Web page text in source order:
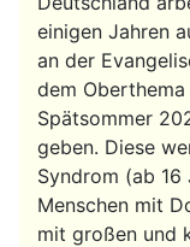
einigen Jahren
an der
dem
Spätsommer
geben. Diese
Syndrom (ab
Menschen mit
mit großen und